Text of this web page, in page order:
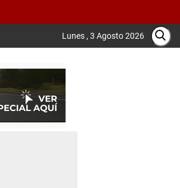
Lunes , 3 Agosto 2026